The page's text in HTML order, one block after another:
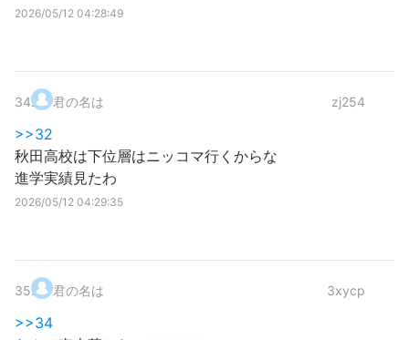
2026/05/12 04:28:49
34. 君の名は zj254
>>32
秋田高校は下位層はニッコマ行くからな
進学実績見たわ
2026/05/12 04:29:35
35. 君の名は 3xycp
>>34